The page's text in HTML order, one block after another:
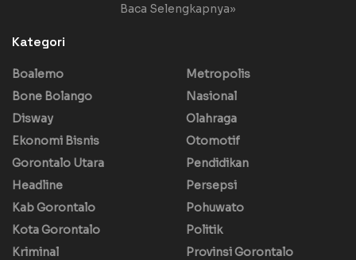
Baca Selengkapnya»
Kategori
Boalemo
Bone Bolango
Disway
Ekonomi Bisnis
Gorontalo Utara
Headline
Kab Gorontalo
Kota Gorontalo
Kriminal
Metropolis
Nasional
Olahraga
Otomotif
Pendidikan
Persepsi
Pohuwato
Politik
Provinsi Gorontalo